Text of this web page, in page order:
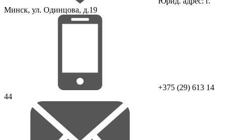
Минск, ул. Одинцова, д.19
+375 (29) 613 14
44